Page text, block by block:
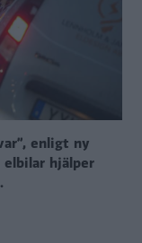
enligt ny
hjälper